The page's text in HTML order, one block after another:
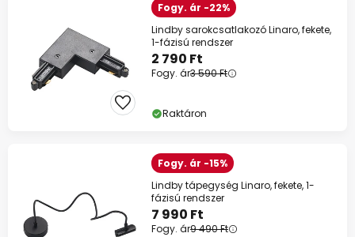
Fogy. ár -22%
Lindby sarokcsatlakozó Linaro, fekete,
1-fázisú rendszer
2 790 Ft
Fogy. ár3 590 Ft
Raktáron
Fogy. ár -15%
Lindby tápegység Linaro, fekete, 1-
fázisú rendszer
7 990 Ft
Fogy. ár9 490 Ft